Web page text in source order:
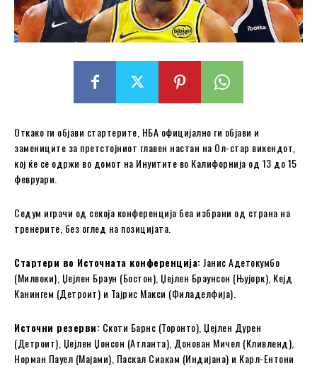
Откако ги објави стартерите, НБА официјално ги објави и
замениците за претстојниот главен настан на Ол-стар викендот,
кој ќе се одржи во домот на Инуитите во Калифорнија од 13 до 15
февруари.
Седум играчи од секоја конференција беа избрани од страна на
тренерите, без оглед на позицијата.
Стартери во Источната конференција: Јанис Адетокумбо
(Милвоки), Џејлен Браун (Бостон), Џејлен Браунсон (Њујорк), Кејд
Канингем (Детроит) и Тајрис Макси (Филаделфија).
Источни резерви: Скоти Барнс (Торонто), Џејлен Дурен
(Детроит), Џејлен Џонсон (Атланта), Донован Мичел (Кливленд),
Норман Пауел (Мајами), Паскал Сиакам (Индијана) и Карл-Ентони